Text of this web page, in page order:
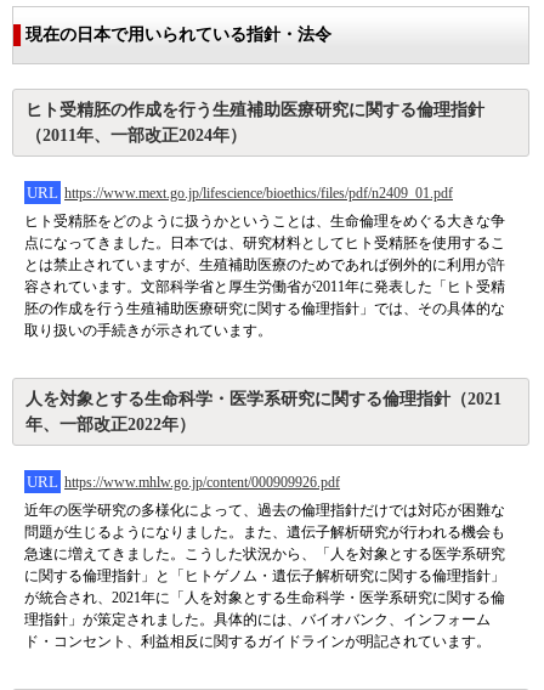
現在の日本で用いられている指針・法令
ヒト受精胚の作成を行う生殖補助医療研究に関する倫理指針
（2011年、一部改正2024年）
URL https://www.mext.go.jp/lifescience/bioethics/files/pdf/n2409_01.pdf
ヒト受精胚をどのように扱うかということは、生命倫理をめぐる大きな争
点になってきました。日本では、研究材料としてヒト受精胚を使用するこ
とは禁止されていますが、生殖補助医療のためであれば例外的に利用が許
容されています。文部科学省と厚生労働省が2011年に発表した「ヒト受精
胚の作成を行う生殖補助医療研究に関する倫理指針」では、その具体的な
取り扱いの手続きが示されています。
人を対象とする生命科学・医学系研究に関する倫理指針（2021
年、一部改正2022年）
URL https://www.mhlw.go.jp/content/000909926.pdf
近年の医学研究の多様化によって、過去の倫理指針だけでは対応が困難な
問題が生じるようになりました。また、遺伝子解析研究が行われる機会も
急速に増えてきました。こうした状況から、「人を対象とする医学系研究
に関する倫理指針」と「ヒトゲノム・遺伝子解析研究に関する倫理指針」
が統合され、2021年に「人を対象とする生命科学・医学系研究に関する倫
理指針」が策定されました。具体的には、バイオバンク、インフォーム
ド・コンセント、利益相反に関するガイドラインが明記されています。